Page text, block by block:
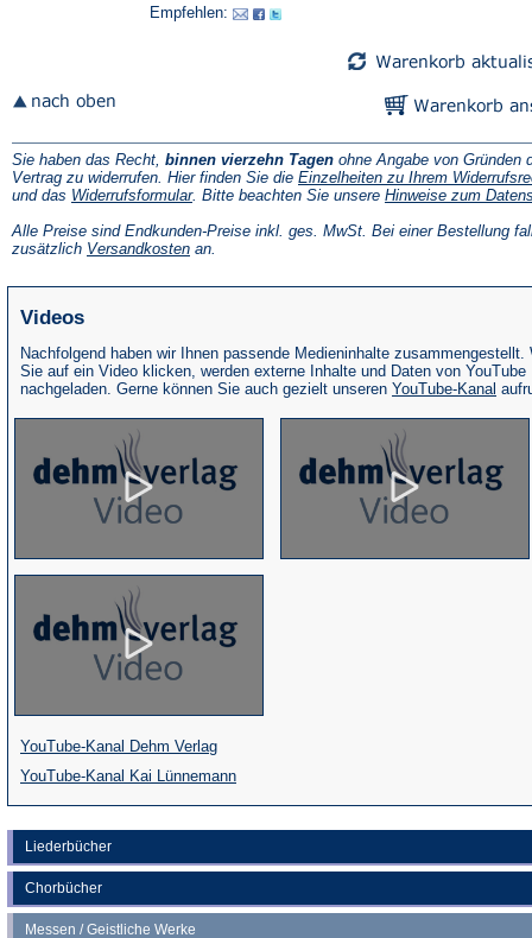
Liederbücher
Chorbücher
Messen / Geistliche Werke
Empfehlen:
Sie haben das Recht, binnen vierzehn Tagen ohne Angabe von Gründen
Vertrag zu widerrufen. Hier finden Sie die Einzelheiten zu Ihrem
und das Widerrufsformular(Öffnet
einem
neuen
. Bitte beachten Sie unsere Hinweise zum
Alle Preise sind Endkunden-Preise inkl. ges. MwSt. Bei einer Bestellung
zusätzlich Versandkosten(Öffnet
an.
Videos
Nachfolgend haben wir Ihnen passende Medieninhalte zusammengestellt.
Sie auf ein Video klicken, werden externe Inhalte und Daten von YouTube
nachgeladen. Gerne können Sie auch gezielt unseren YouTube-Kanal
YouTube-Kanal Dehm Verlag(Öffnet
in
einem
neuen
Tab)
YouTube-Kanal Kai Lünnemann(Öffnet
in
einem
neuen